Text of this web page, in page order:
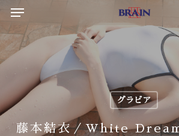
Skip
main
content
Menu
グラビア
藤本結衣／White